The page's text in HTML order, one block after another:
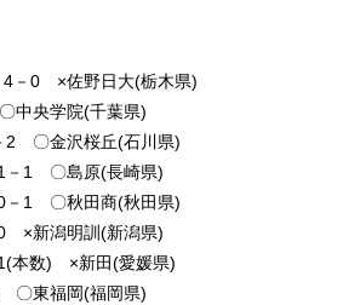
－0 ×佐野日大(栃木県)
央学院(千葉県)
〇金沢桜丘(石川県)
1 〇島原(長崎県)
1 〇秋田商(秋田県)
×新潟明訓(新潟県)
本数) ×新田(愛媛県)
東福岡(福岡県)